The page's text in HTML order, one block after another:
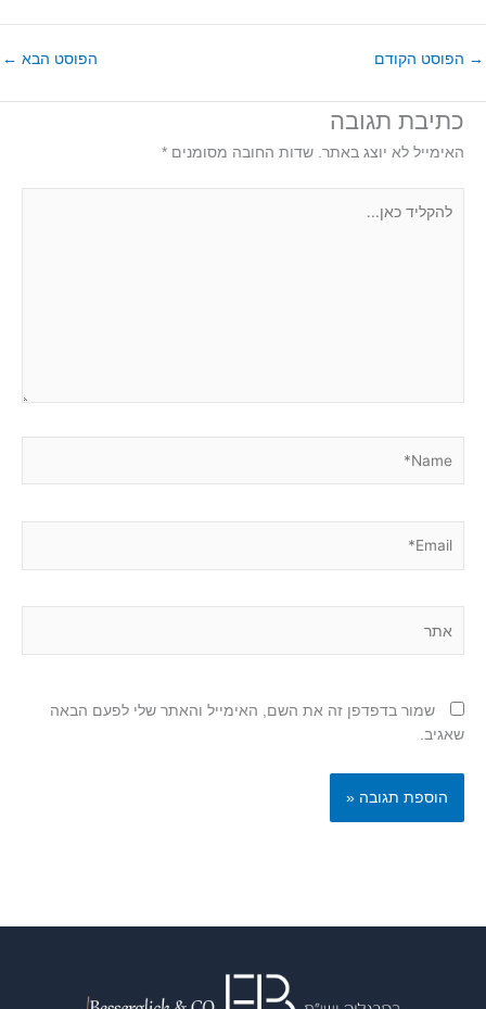
→ הפוסט הקודם הפוסט הבא ←
כתיבת תגובה
האימייל לא יוצג באתר. שדות החובה מסומנים *
כאן...
שמור בדפדפן זה את השם, האימייל והאתר שלי לפעם הבאה
שאגיב.